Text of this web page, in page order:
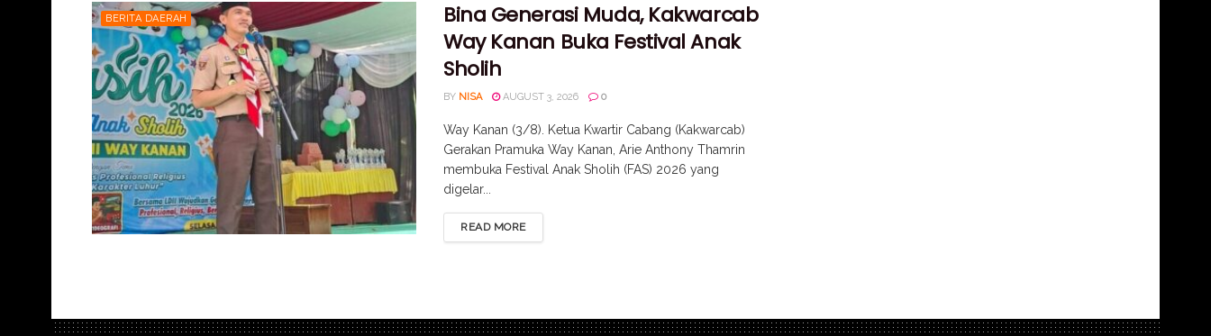
BERITA DAERAH
Bina Generasi Muda, Kakwarcab
Way Kanan Buka Festival Anak
Sholih
BY NISA AUGUST 3, 2026 0
Way Kanan (3/8). Ketua Kwartir Cabang (Kakwarcab)
Gerakan Pramuka Way Kanan, Arie Anthony Thamrin
membuka Festival Anak Sholih (FAS) 2026 yang
digelar...
READ MORE